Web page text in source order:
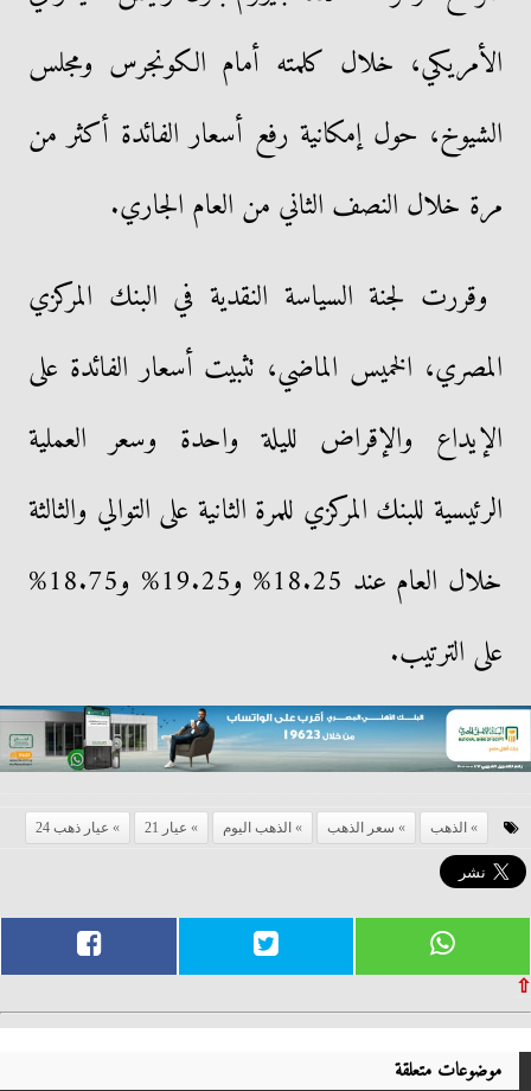
الأمريكي، خلال كلمته أمام الكونجرس ومجلس
الشيوخ، حول إمكانية رفع أسعار الفائدة أكثر من
مرة خلال النصف الثاني من العام الجاري.
وقررت لجنة السياسة النقدية في البنك المركزي
المصري، الخميس الماضي، تثبيت أسعار الفائدة على
الإيداع والإقراض لليلة واحدة وسعر العملية
الرئيسية للبنك المركزي للمرة الثانية على التوالي والثالثة
خلال العام عند 18.25% و19.25% و18.75%
على الترتيب.
الذهب سعر الذهب الذهب اليوم عيار 21 عيار ذهب 24
⇧
موضوعات متعلقة